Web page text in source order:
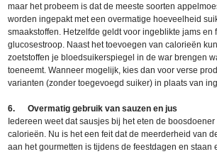
maar het probeem is dat de meeste soorten
worden ingepakt met een overmatige hoeveelheid
smaakstoffen. Hetzelfde geldt voor ingeblikte jams en
glucosestroop. Naast het toevoegen van calorieën
zoetstoffen je bloedsuikerspiegel in de war brengen
toeneemt. Wanneer mogelijk, kies dan voor verse
varianten (zonder toegevoegd suiker) in plaats van
6. Overmatig gebruik van sauzen en jus
Iedereen weet dat sausjes bij het eten de
calorieën. Nu is het een feit dat de meerderheid van
aan het gourmetten is tijdens de feestdagen en staan